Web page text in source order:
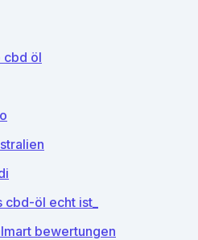
cbd öl
cbd-öl echt ist_
bewertungen